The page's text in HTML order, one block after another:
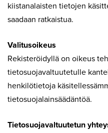
kiistanalaisten tietojen
saadaan ratkaistua.
Valitusoikeus
Rekisteröidyllä on oikeus
tietosuojavaltuutetulle
henkilötietoja
tietosuojalainsäädäntöä.
Tietosuojavaltuutetun